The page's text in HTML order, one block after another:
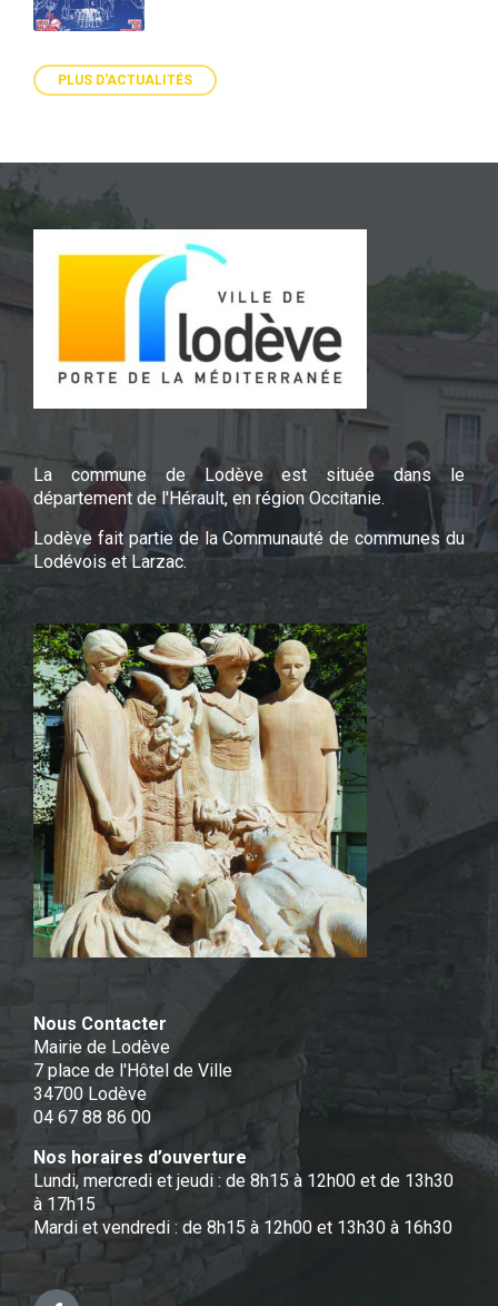
PLUS D'ACTUALITÉS
La commune de Lodève est située dans le
département de l'Hérault, en région Occitanie.
Lodève fait partie de la Communauté de communes du
Lodévois et Larzac.
Nous Contacter
Mairie de Lodève
7 place de l'Hôtel de Ville
34700 Lodève
04 67 88 86 00
Nos horaires d’ouverture
Lundi, mercredi et jeudi : de 8h15 à 12h00 et de 13h30
à 17h15
Mardi et vendredi : de 8h15 à 12h00 et 13h30 à 16h30